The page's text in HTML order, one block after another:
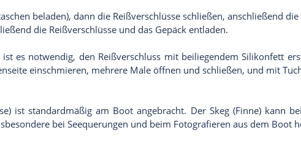
beladen), dann die Reißverschlüsse schließen, anschließend
die Reißverschlüsse und das Gepäck entladen.
es notwendig, den Reißverschluss mit beiliegendem Silikonfett
einschmieren, mehrere Male öffnen und schließen, und mit
ist standardmäßig am Boot angebracht. Der Skeg (Finne) kann
bei Seequerungen und beim Fotografieren aus dem Boot